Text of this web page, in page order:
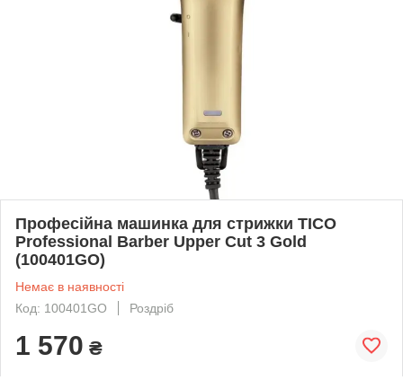
Професійна машинка для стрижки TICO
Professional Barber Upper Cut 3 Gold
(100401GO)
Немає в наявності
Код: 100401GO
Роздріб
1 570 ₴